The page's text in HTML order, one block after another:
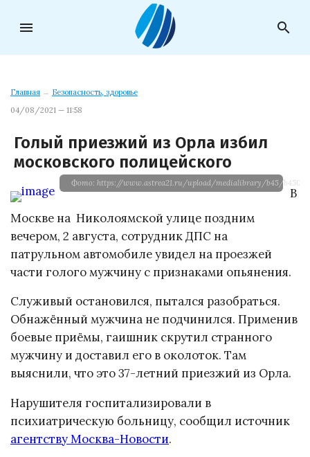
menu search
Главная → Безопасность, здоровье
04/08/2021 — 11:58
Голый приезжий из Орла избил
московского полицейского
Фото: https://www.astrea21.ru/upload/medialibrary/b45/
В
Москве на Николоямской улице поздним
вечером, 2 августа, сотрудник ДПС на
патрульном автомобиле увидел на проезжей
части голого мужчину с признаками опьянения.
Служивый остановился, пытался разобраться.
Обнажённый мужчина не подчинился. Применив
боевые приёмы, гаишник скрутил странного
мужчину и доставил его в околоток. Там
выяснили, что это 37-летний приезжий из Орла.
Нарушителя госпитализировали в
психиатрическую больницу, сообщил источник
агентству Москва-Новости.